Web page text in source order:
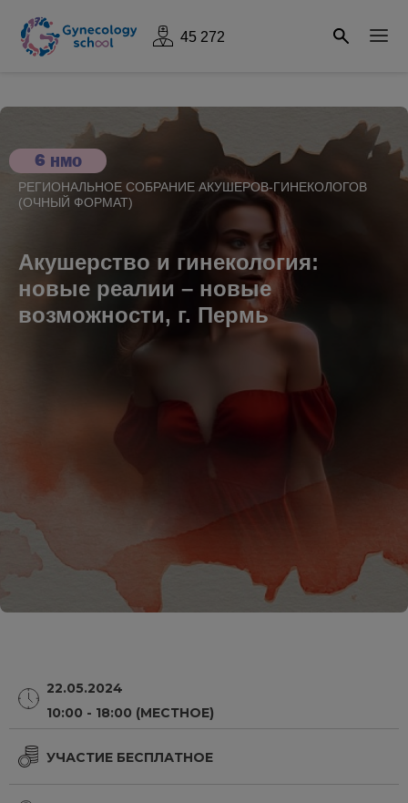
45 272
РЕГИОНАЛЬНОЕ СОБРАНИЕ АКУШЕРОВ-ГИНЕКОЛОГОВ
(ОЧНЫЙ ФОРМАТ)
6 НМО
Акушерство и гинекология:
новые реалии – новые
возможности, г. Пермь
22.05.2024
10:00 - 18:00 (МЕСТНОЕ)
УЧАСТИЕ БЕСПЛАТНОЕ